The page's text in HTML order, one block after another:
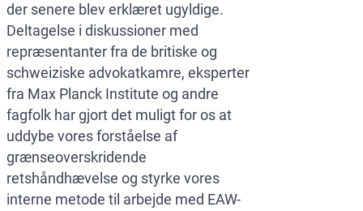
der senere blev erklæret ugyldige.
Deltagelse i diskussioner med
repræsentanter fra de britiske og
schweiziske advokatkamre, eksperter
fra Max Planck Institute og andre
fagfolk har gjort det muligt for os at
uddybe vores forståelse af
grænseoverskridende
retshåndhævelse og styrke vores
interne metode til arbejde med EAW-